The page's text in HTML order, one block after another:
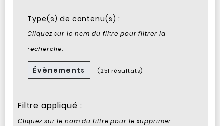
Type(s) de contenu(s) :
Cliquez sur le nom du filtre pour filtrer la
recherche.
Évènements (251 résultats)
Filtre appliqué :
Cliquez sur le nom du filtre pour le supprimer.